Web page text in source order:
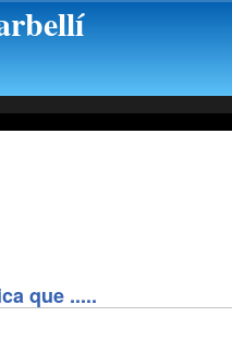
que .....